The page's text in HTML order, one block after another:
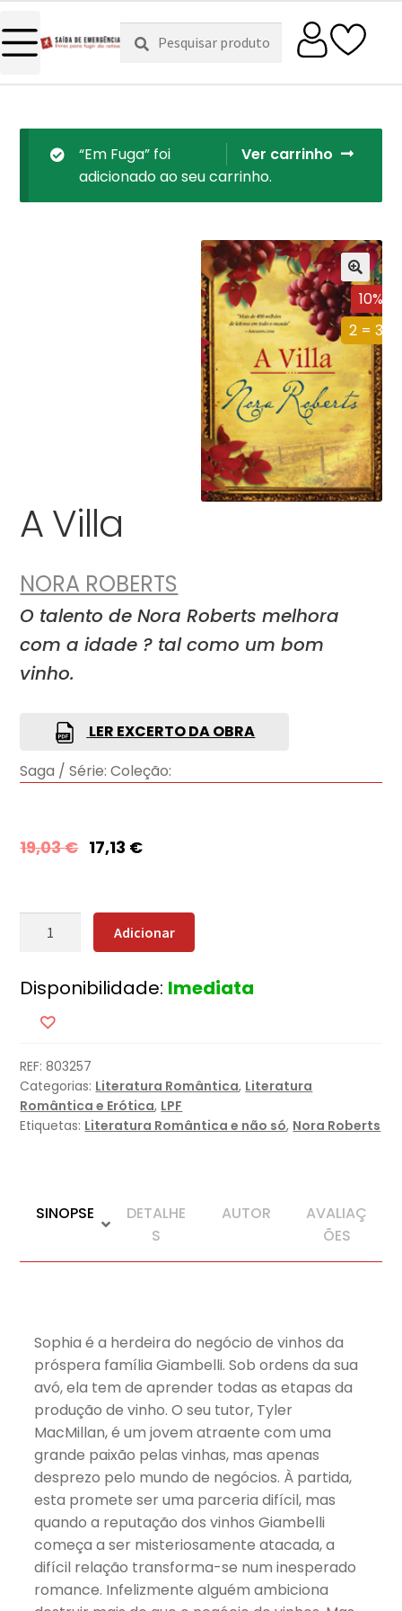
Pesquisar
por:
Pesquisa
Ver carrinho
“Em Fuga” foi
adicionado ao seu carrinho.
10%
2 = 3
A Villa
NORA ROBERTS
O talento de Nora Roberts melhora
com a idade ? tal como um bom
vinho.
LER EXCERTO DA OBRA
Saga / Série: Coleção:
19,03€ 17,13 €
Quantidade
Villa
Adicionar
Disponibilidade: Imediata
REF:803257
Categorias: Literatura Romântica, Literatura
Romântica e Erótica, LPF
Etiquetas: Literatura Romântica e não só, Nora Roberts
SINOPSE
DETALHE
S
AUTOR
AVALIAÇ
ÕES
Sophia é a herdeira do negócio de vinhos da
próspera família Giambelli. Sob ordens da sua
avó, ela tem de aprender todas as etapas da
produção de vinho. O seu tutor, Tyler
MacMillan, é um jovem atraente com uma
grande paixão pelas vinhas, mas apenas
desprezo pelo mundo de negócios. À partida,
esta promete ser uma parceria difícil, mas
quando a reputação dos vinhos Giambelli
começa a ser misteriosamente atacada, a
difícil relação transforma-se num inesperado
romance. Infelizmente alguém ambiciona